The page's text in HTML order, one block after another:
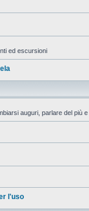
ed escursioni
auguri, parlare del più
l'uso